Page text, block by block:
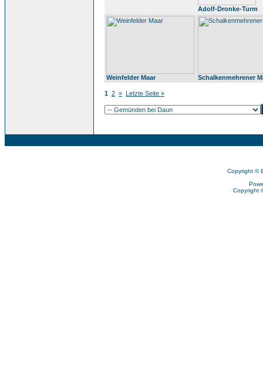
Adolf-Dronke-Turm
Weinfelder Maar Schalkenmehrener
1 2 » Letzte Seite »
Copyright ©
Copyright